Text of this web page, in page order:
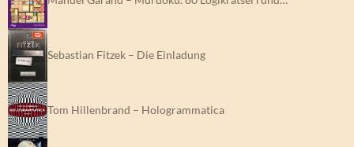
Sebastian Fitzek – Die Einladung
Tom Hillenbrand – Hologrammatica